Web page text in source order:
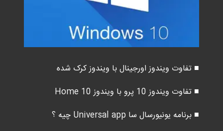
■ تفاوت ویندوز اورجینال با ویندوز کرک شده
■ تفاوت ویندوز 10 پرو با ویندوز 10 Home
■ برنامه یونیورسال سا Universal app چیه ؟